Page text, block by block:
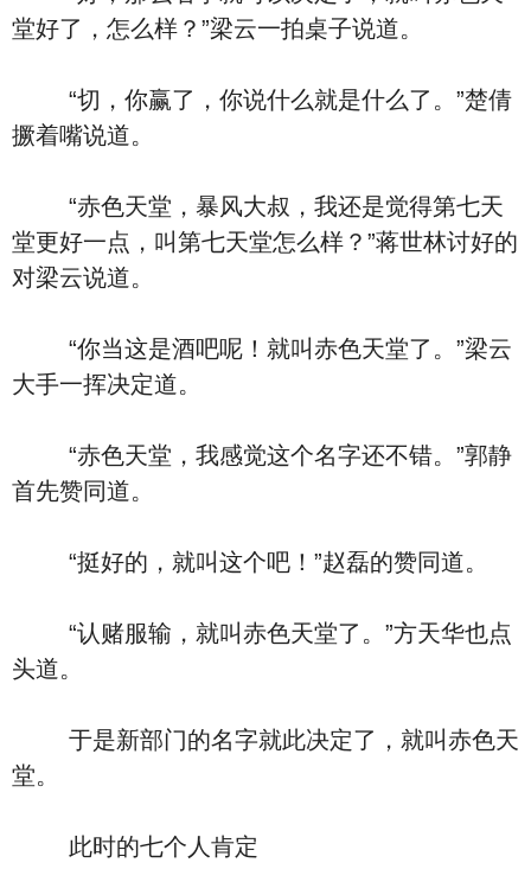
堂好了，怎么样？”梁云一拍桌子说道。
“切，你赢了，你说什么就是什么了。”楚倩
撅着嘴说道。
“赤色天堂，暴风大叔，我还是觉得第七天
堂更好一点，叫第七天堂怎么样？”蒋世林讨好的
对梁云说道。
“你当这是酒吧呢！就叫赤色天堂了。”梁云
大手一挥决定道。
“赤色天堂，我感觉这个名字还不错。”郭静
首先赞同道。
“挺好的，就叫这个吧！”赵磊的赞同道。
“认赌服输，就叫赤色天堂了。”方天华也点
头道。
于是新部门的名字就此决定了，就叫赤色天
堂。
此时的七个人肯定